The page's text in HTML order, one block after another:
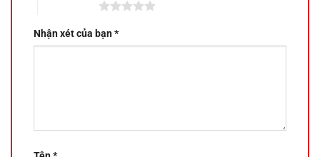
Nhận xét của bạn*